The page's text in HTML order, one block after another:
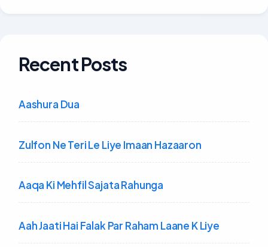
Recent Posts
Aashura Dua
Zulfon Ne Teri Le Liye Imaan Hazaaron
Aaqa Ki Mehfil Sajata Rahunga
Aah Jaati Hai Falak Par Raham Laane K Liye